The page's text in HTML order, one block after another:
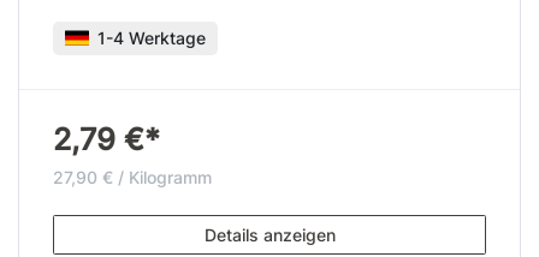
1-4 Werktage
2,79 €*
27,90 € / Kilogramm
Details anzeigen